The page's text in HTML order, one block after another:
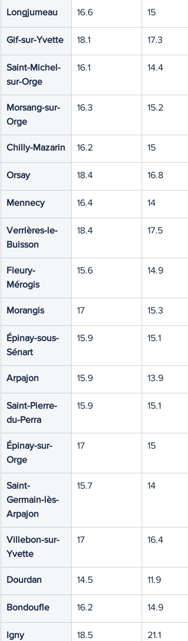
Longjumeau 16.6 15
Gif-sur-Yvette 18.1 17.3
Saint-Michel-
sur-Orge
16.1 14.4
Morsang-sur-
Orge
16.3 15.2
Chilly-Mazarin 16.2 15
Orsay 18.4 16.8
Mennecy 16.4 14
Verrières-le-
Buisson
18.4 17.5
Fleury-
Mérogis
15.6 14.9
Morangis 17 15.3
Épinay-sous-
Sénart
15.9 15.1
Arpajon 15.9 13.9
Saint-Pierre-
du-Perra
15.9 15.1
Épinay-sur-
Orge
17 15
Saint-
Germain-lès-
Arpajon
15.7 14
Villebon-sur-
Yvette
17 16.4
Dourdan 14.5 11.9
Bondoufle 16.2 14.9
Igny 18.5 21.1